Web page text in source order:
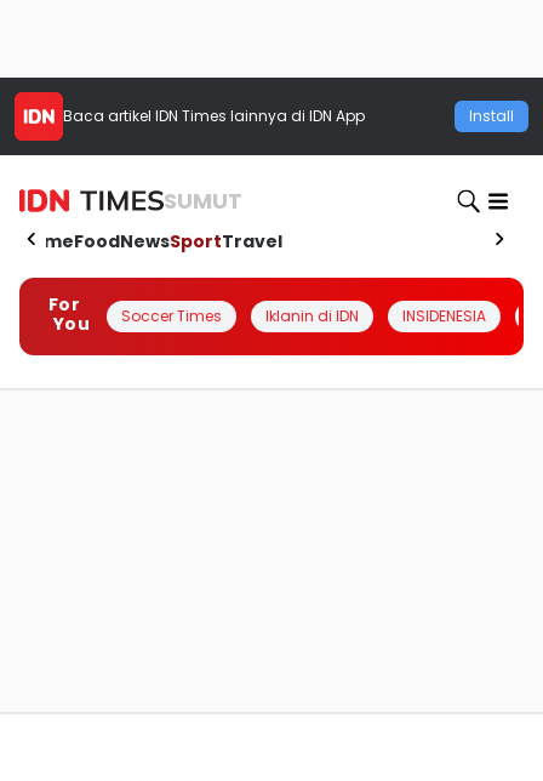
Baca artikel IDN Times lainnya di IDN App Install
SUMUT
HomeFoodNewsSportTravel
For
You
Soccer Times Iklanin di IDN INSIDENESIA